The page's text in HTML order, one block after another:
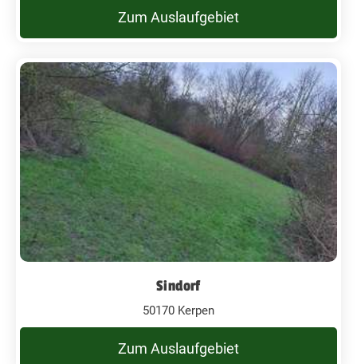
Zum Auslaufgebiet
Sindorf
50170 Kerpen
Zum Auslaufgebiet